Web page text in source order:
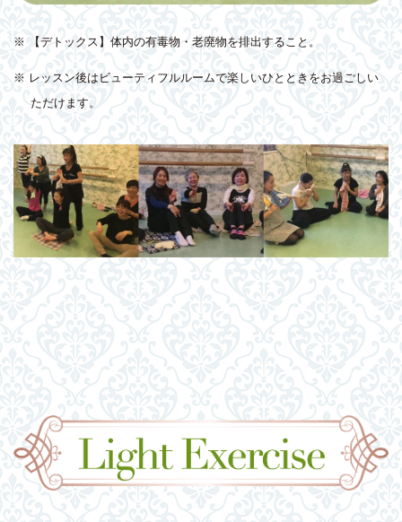
※ 【デトックス】体内の有毒物・老廃物を排出すること。
※ レッスン後はビューティフルルームで楽しいひとときをお過ごしい
ただけます。